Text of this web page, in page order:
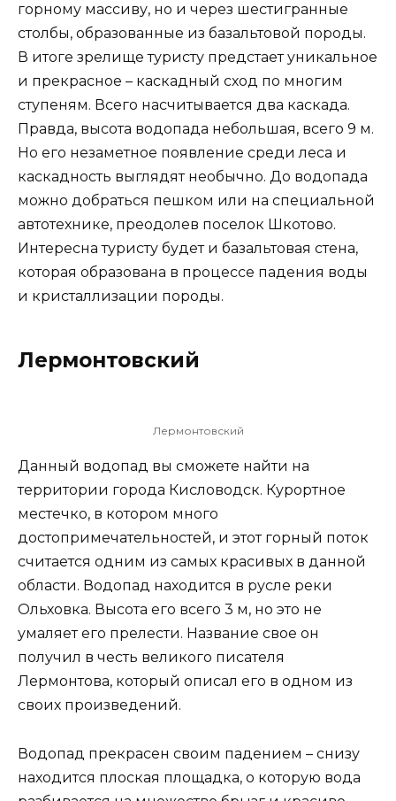
горному массиву, но и через шестигранные
столбы, образованные из базальтовой породы.
В итоге зрелище туристу предстает уникальное
и прекрасное – каскадный сход по многим
ступеням. Всего насчитывается два каскада.
Правда, высота водопада небольшая, всего 9 м.
Но его незаметное появление среди леса и
каскадность выглядят необычно. До водопада
можно добраться пешком или на специальной
автотехнике, преодолев поселок Шкотово.
Интересна туристу будет и базальтовая стена,
которая образована в процессе падения воды
и кристаллизации породы.
Лермонтовский
Лермонтовский
Данный водопад вы сможете найти на
территории города Кисловодск. Курортное
местечко, в котором много
достопримечательностей, и этот горный поток
считается одним из самых красивых в данной
области. Водопад находится в русле реки
Ольховка. Высота его всего 3 м, но это не
умаляет его прелести. Название свое он
получил в честь великого писателя
Лермонтова, который описал его в одном из
своих произведений.
Водопад прекрасен своим падением – снизу
находится плоская площадка, о которую вода